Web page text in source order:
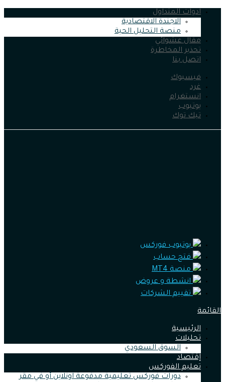
ادوات المتداول
الاجندة الاقتصادية
منصة التحليل الحية
مقال عشوائي
تحذير المخاطرة
اتصل بنا
فيسبوك
غرد
انستغرام
يوتيوب
تيك توك
يوتيوب فوركس
فتح حساب
منصة MT4
انشطة و عروض
تقييم الشركات
القائمة
الرئيسية
تحليلات
السوق السعودي
إقتصاد
تعليم الفوركس
دورات فوركس تعليمية مدفوعة اونلاين أو في مقر